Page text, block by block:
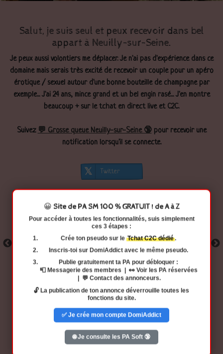
Salut, je suis seul et peux recevoir dans bel
appart à Neuilly-sur-Seine.
Je peux aussi volontiers me déplacer. Je n'ai pas d'expérience dans ce
domaine mais serais très excité de recevoir un couple pour un apéro
érotique / sexuel autour d'une bonne bouteille de champagne par
exemple... J'ai 24 ans, mince grand et un bel engin rasé... J'en montre
beaucoup + sur le tchat en direct live et C2C.
Suivez 💬 Grosse queue Neuilly-sur-Seine 🔞pour recevoir une
notification lorsqu'il se connecte.
Twitter
Découvre le potentiel gratuit du site
😀 Site de PA SM 100 % GRATUIT ! de A à Z
Pour accéder à toutes les fonctionnalités, suis simplement
ces 3 étapes :
Crée ton pseudo sur le Tchat C2C dédié.
Inscris-toi sur DomiAddict avec le même pseudo.
Publie gratuitement ta PA pour débloquer :
📮 Messagerie des membres | 👀 Voir les PA réservées
| 💬 Contact des annonceurs.
🔓 La publication de ton annonce déverrouille toutes les
fonctions du site.
✅ Je crée mon compte DomiAddict
🌐 Je consulte les PA Soft 🔞